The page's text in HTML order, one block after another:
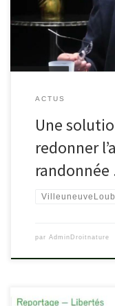
ACTUS
Une
redonner
par AdminDroitnature